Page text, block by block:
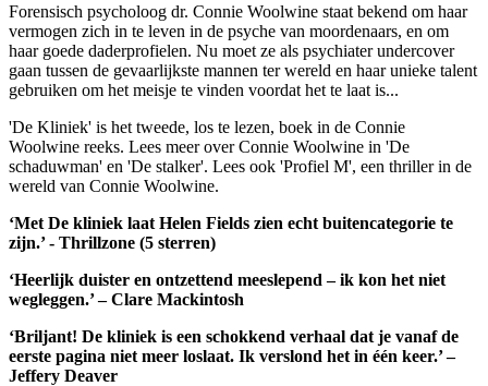
Forensisch psycholoog dr. Connie Woolwine staat bekend om haar
vermogen zich in te leven in de psyche van moordenaars, en om
haar goede daderprofielen. Nu moet ze als psychiater undercover
gaan tussen de gevaarlijkste mannen ter wereld en haar unieke talent
gebruiken om het meisje te vinden voordat het te laat is...
'De Kliniek' is het tweede, los te lezen, boek in de Connie
Woolwine reeks. Lees meer over Connie Woolwine in 'De
schaduwman' en 'De stalker'. Lees ook 'Profiel M', een thriller in de
wereld van Connie Woolwine.
‘Met De kliniek laat Helen Fields zien echt buitencategorie te
zijn.’ - Thrillzone (5 sterren)
‘Heerlijk duister en ontzettend meeslepend – ik kon het niet
wegleggen.’ – Clare Mackintosh
‘Briljant! De kliniek is een schokkend verhaal dat je vanaf de
eerste pagina niet meer loslaat. Ik verslond het in één keer.’ –
Jeffery Deaver